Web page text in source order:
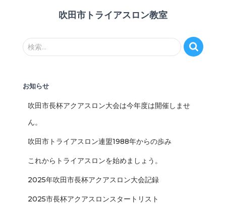
吹田市トライアスロン教室
検
索
検索…
お知らせ
吹田市長杯アクアスロン大会は今年度は開催しませ
ん。
吹田市トライアスロン連盟1988年からの歩み
これからトライアスロンを始めましょう。
2025年吹田市長杯アクアスロン大会記録
2025市長杯アクアスロンスタートリスト